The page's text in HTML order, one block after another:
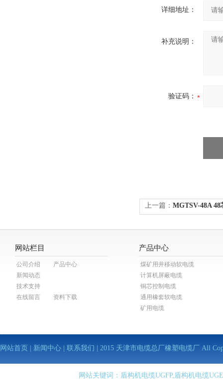
详细地址：
补充说明：
验证码：
上一篇： MGTSV-48A
网站栏目
公司介绍
产品中心
新闻动态
技术支持
在线留言
资料下载
产品中心
煤矿用井移动软电缆
计算机屏蔽电缆
铜芯控制电缆
通用橡套软电缆
矿用电缆
网站首页 新闻中心 联系我们 | 2015 天津市电缆总厂橡塑电缆厂 All
网站关键词：盾构机电缆UGFP,盾构机电缆